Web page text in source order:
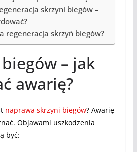
skrzyni biegów –
regeneracja skrzyń biegów?
– jak
awarię?
naprawa skrzyni biegów? Awarię
Objawami uszkodzenia
być: